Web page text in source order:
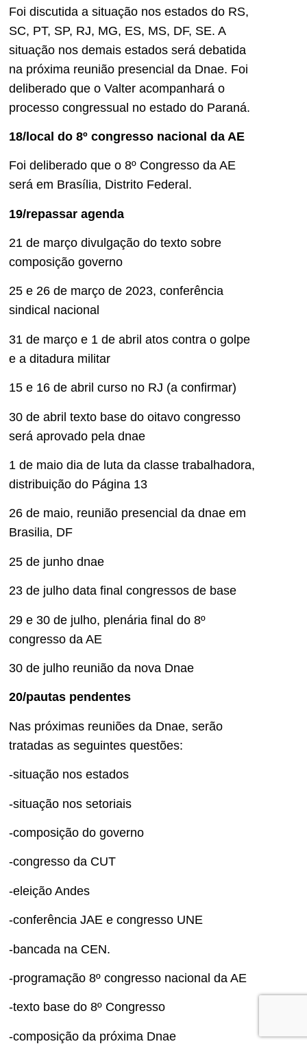
Foi discutida a situação nos estados do RS,
SC, PT, SP, RJ, MG, ES, MS, DF, SE. A
situação nos demais estados será debatida
na próxima reunião presencial da Dnae. Foi
deliberado que o Valter acompanhará o
processo congressual no estado do Paraná.
18/local do 8º congresso nacional da AE
Foi deliberado que o 8º Congresso da AE
será em Brasília, Distrito Federal.
19/repassar agenda
21 de março divulgação do texto sobre
composição governo
25 e 26 de março de 2023, conferência
sindical nacional
31 de março e 1 de abril atos contra o golpe
e a ditadura militar
15 e 16 de abril curso no RJ (a confirmar)
30 de abril texto base do oitavo congresso
será aprovado pela dnae
1 de maio dia de luta da classe trabalhadora,
distribuição do Página 13
26 de maio, reunião presencial da dnae em
Brasilia, DF
25 de junho dnae
23 de julho data final congressos de base
29 e 30 de julho, plenária final do 8º
congresso da AE
30 de julho reunião da nova Dnae
20/pautas pendentes
Nas próximas reuniões da Dnae, serão
tratadas as seguintes questões:
-situação nos estados
-situação nos setoriais
-composição do governo
-congresso da CUT
-eleição Andes
-conferência JAE e congresso UNE
-bancada na CEN.
-programação 8º congresso nacional da AE
-texto base do 8º Congresso
-composição da próxima Dnae